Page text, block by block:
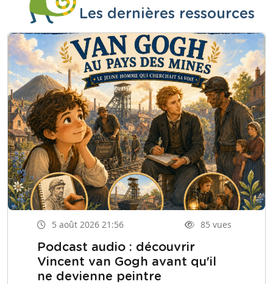
Les dernières ressources
5 août 2026 21:56 85 vues
Podcast audio : découvrir
Vincent van Gogh avant qu'il
ne devienne peintre